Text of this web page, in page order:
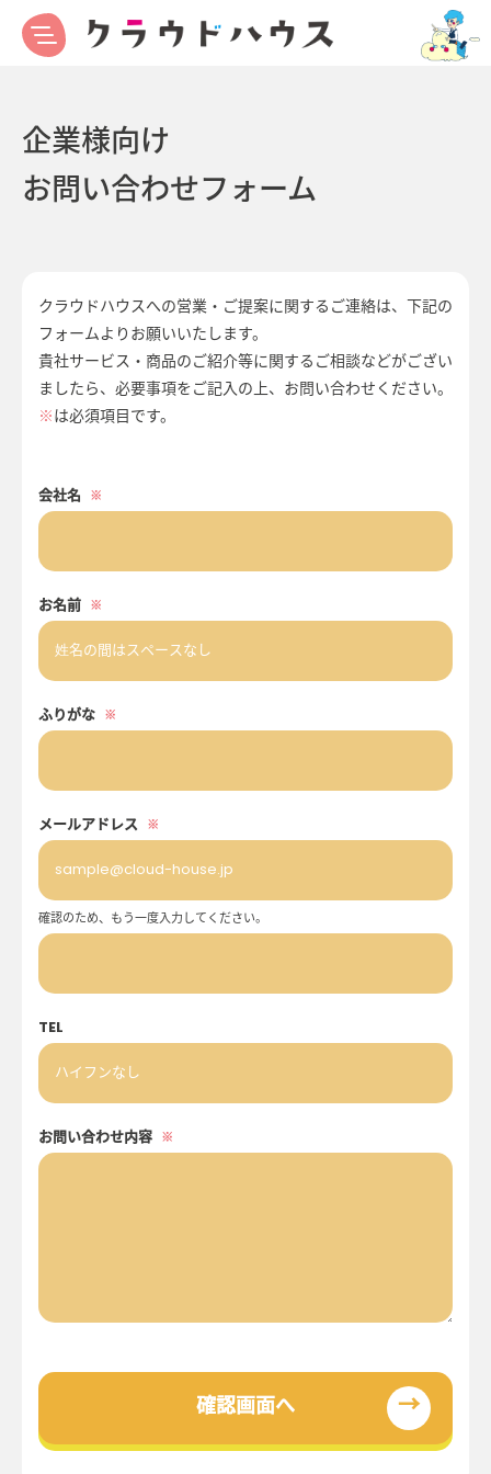
企業様向け
お問い合わせフォーム
クラウドハウスへの営業・ご提案に関するご連絡は、下記の
フォームよりお願いいたします。
貴社サービス・商品のご紹介等に関するご相談などがござい
ましたら、必要事項をご記入の上、お問い合わせください。
※は必須項目です。
会社名 ※
お名前 ※
ふりがな ※
メールアドレス ※
確認のため、もう一度入力してください。
TEL
お問い合わせ内容 ※
→